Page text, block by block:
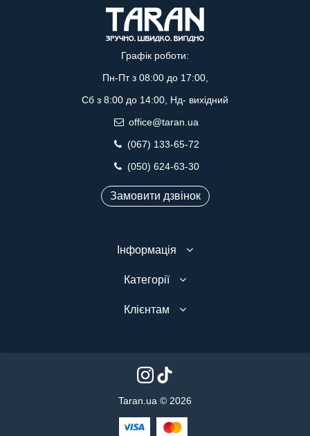
Графік роботи:
Пн-Пт з 08:00 до 17:00,
Сб з 8:00 до 14:00, Нд- вихідний
office@taran.ua
(067) 133-65-72
(050) 624-63-30
Замовити дзвінок
Інформація
Категорії
Клієнтам
Taran.ua © 2026